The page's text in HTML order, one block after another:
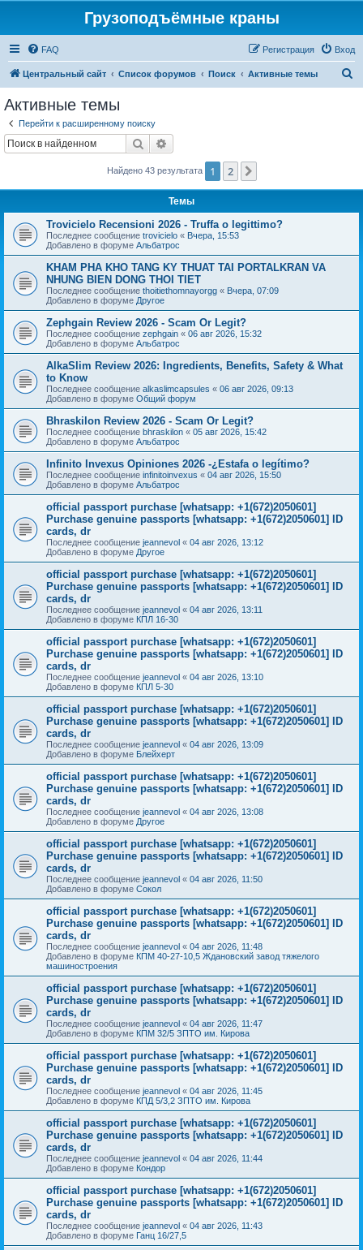
Грузоподъёмные краны
FAQ Вход
Регистрация
Центральный сайт Список форумов Поиск Активные темы
Активные темы
Перейти к расширенному поиску
Поиск
Найдено 43 результата 1 2
Темы
Trovicielo Recensioni 2026 - Truffa o legittimo?
Последнее сообщение trovicielo « Вчера, 15:53
Добавлено в форуме Альбатрос
KHAM PHA KHO TANG KY THUAT TAI PORTALKRAN VA
NHUNG BIEN DONG THOI TIET
Последнее сообщение thoitiethomnayorgg « Вчера, 07:09
Добавлено в форуме Другое
Zephgain Review 2026 - Scam Or Legit?
Последнее сообщение zephgain « 06 авг 2026, 15:32
Добавлено в форуме Альбатрос
AlkaSlim Review 2026: Ingredients, Benefits, Safety & What
to Know
Последнее сообщение alkaslimcapsules « 06 авг 2026, 09:13
Добавлено в форуме Общий форум
Bhraskilon Review 2026 - Scam Or Legit?
Последнее сообщение bhraskilon « 05 авг 2026, 15:42
Добавлено в форуме Альбатрос
Infinito Invexus Opiniones 2026 -¿Estafa o legítimo?
Последнее сообщение infinitoinvexus « 04 авг 2026, 15:50
Добавлено в форуме Альбатрос
official passport purchase [whatsapp: +1(672)2050601]
Purchase genuine passports [whatsapp: +1(672)2050601] ID
cards, dr
Последнее сообщение jeannevol « 04 авг 2026, 13:12
Добавлено в форуме Другое
official passport purchase [whatsapp: +1(672)2050601]
Purchase genuine passports [whatsapp: +1(672)2050601] ID
cards, dr
Последнее сообщение jeannevol « 04 авг 2026, 13:11
Добавлено в форуме КПЛ 16-30
official passport purchase [whatsapp: +1(672)2050601]
Purchase genuine passports [whatsapp: +1(672)2050601] ID
cards, dr
Последнее сообщение jeannevol « 04 авг 2026, 13:10
Добавлено в форуме КПЛ 5-30
official passport purchase [whatsapp: +1(672)2050601]
Purchase genuine passports [whatsapp: +1(672)2050601] ID
cards, dr
Последнее сообщение jeannevol « 04 авг 2026, 13:09
Добавлено в форуме Блейхерт
official passport purchase [whatsapp: +1(672)2050601]
Purchase genuine passports [whatsapp: +1(672)2050601] ID
cards, dr
Последнее сообщение jeannevol « 04 авг 2026, 13:08
Добавлено в форуме Другое
official passport purchase [whatsapp: +1(672)2050601]
Purchase genuine passports [whatsapp: +1(672)2050601] ID
cards, dr
Последнее сообщение jeannevol « 04 авг 2026, 11:50
Добавлено в форуме Сокол
official passport purchase [whatsapp: +1(672)2050601]
Purchase genuine passports [whatsapp: +1(672)2050601] ID
cards, dr
Последнее сообщение jeannevol « 04 авг 2026, 11:48
Добавлено в форуме КПМ 40-27-10,5 Ждановский завод тяжелого
машиностроения
official passport purchase [whatsapp: +1(672)2050601]
Purchase genuine passports [whatsapp: +1(672)2050601] ID
cards, dr
Последнее сообщение jeannevol « 04 авг 2026, 11:47
Добавлено в форуме КПМ 32/5 ЗПТО им. Кирова
official passport purchase [whatsapp: +1(672)2050601]
Purchase genuine passports [whatsapp: +1(672)2050601] ID
cards, dr
Последнее сообщение jeannevol « 04 авг 2026, 11:45
Добавлено в форуме КПД 5/3,2 ЗПТО им. Кирова
official passport purchase [whatsapp: +1(672)2050601]
Purchase genuine passports [whatsapp: +1(672)2050601] ID
cards, dr
Последнее сообщение jeannevol « 04 авг 2026, 11:44
Добавлено в форуме Кондор
official passport purchase [whatsapp: +1(672)2050601]
Purchase genuine passports [whatsapp: +1(672)2050601] ID
cards, dr
Последнее сообщение jeannevol « 04 авг 2026, 11:43
Добавлено в форуме Ганц 16/27,5